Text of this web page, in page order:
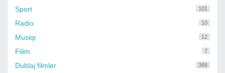
Sport 101
Radio 10
Musiqi 12
Filim 7
Dublaj filmler 389